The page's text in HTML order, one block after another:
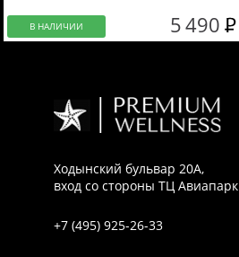
В НАЛИЧИИ 5 490
Ходынский бульвар 20А,
вход со стороны ТЦ Авиапарк
+7 (495) 925-26-33